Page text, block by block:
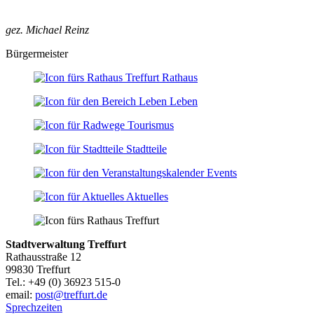
gez. Michael Reinz
Bürgermeister
Rathaus
Leben
Tourismus
Stadtteile
Events
Aktuelles
Stadtverwaltung Treffurt
Rathausstraße 12
99830 Treffurt
Tel.: +49 (0) 36923 515-0
email: post@treffurt.de
Sprechzeiten